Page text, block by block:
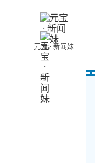
元宝 · 新闻妹